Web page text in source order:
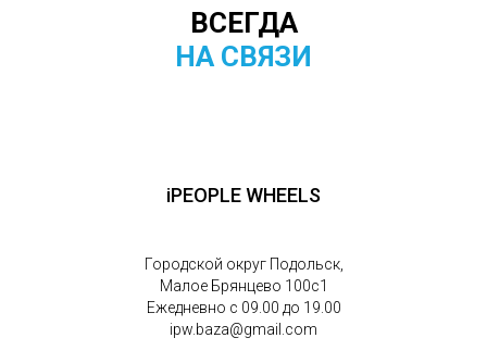
ВСЕГДА
НА СВЯЗИ
iPEOPLE WHEELS
Городской округ Подольск,
Малое Брянцево 100с1
Ежедневно с 09.00 до 19.00
ipw.baza@gmail.com